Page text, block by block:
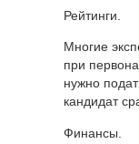
Рейтинги.
Многие
при
нужно
кандидат
Финансы.